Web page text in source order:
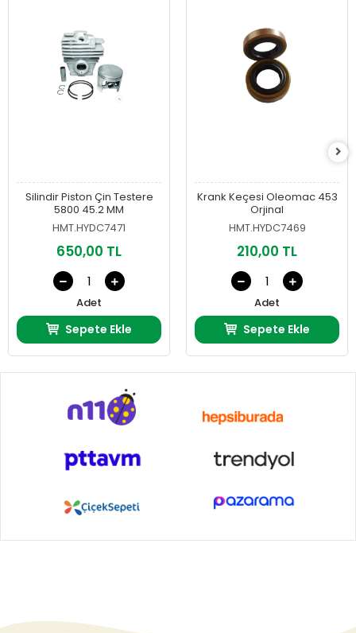
Silindir Piston Çin Testere
5800 45.2 MM
HMT.HYDC7471
650,00 TL
Adet
Sepete Ekle
Krank Keçesi Oleomac 453
Orjinal
HMT.HYDC7469
210,00 TL
Adet
Sepete Ekle